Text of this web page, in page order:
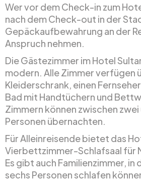
Wer vor dem Check-in zum
nach dem Check-out in der
Gepäckaufbewahrung an der
Anspruch nehmen.
Die Gästezimmer im Hotel
modern. Alle Zimmer verfügen
Kleiderschrank, einen
Bad mit Handtüchern und
Zimmern können zwischen zwei
Personen übernachten.
Für Alleinreisende bietet das
Vierbettzimmer-Schlafsaal für
Es gibt auch Familienzimmer,
sechs Personen schlafen